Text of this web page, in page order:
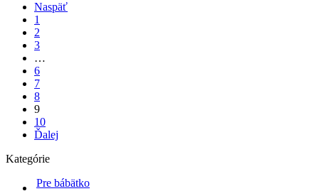
Naspäť
1
2
3
…
6
7
8
9
10
Ďalej
Kategórie
Pre bábätko